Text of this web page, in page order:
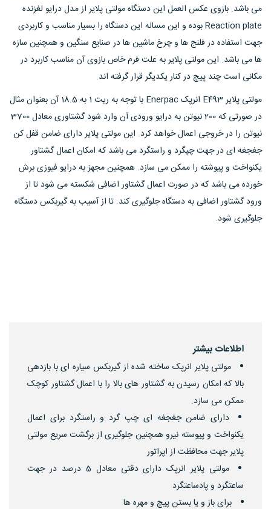
می باشد. بازوی عکس العمل این دستگاه مولتی پلایر از مدل درایو لغزنده
Reaction plate بوده و این مساله این دستگاه را بسیار مناسب و کاربردی
جهت استفاده در فلنج ها و چرخ ماشین ها در صنایع سنگین و همچنین سازه
ها می باشد. این مولتی پلایر به علت فرم خاص بازوی آن مناسب کاربرد در
مکانی است چند پیچ در کنار یکدیگر قرار گرفته اند.
مولتی پلایر E493 انرپک Enerpac با توجه به ریت 1 به 18.5 آن بعنوان مثال
در صورتی که 200 نیوتن به درایو ورودی آن وارد شود گشتاوری معادل 3700
نیوتن را در خروجی اعمال خواهد کرد. این مولتی پلایر دارای ضامن قفل کن
جغجغه ای در جهت چپگرد و راستگرد می باشد که امکان اعمال گشتاور
یکنواخت و پیوشته را ممکن می سازد. همچنین مجهز به درایو فیوزی برش
خورده می باشد که در صورت اعمال گشتاور اضافی شکسته می شود تا از
ورود گشتاور اضافی به دستگاه جلوگیری کند. تا از آسیب به گیربکس دستگاه
جلوگیری شود.
اطلاعات بیشتر
مولتی پلایر انرپک ساخته شده از گیربکس سیاره ای با بازدهی
بالا که امکان رسیدن به گشتاور های بالا را با اعمال گشتاور کوچک
ممکن می سازد.
دارای ضامن جغجغه ای چپ گرد و راستگرد برای اعمال
یکنواخت و پیوسته نیرو همچنین جلوگیری از برگشت سریع مولتی
پلایر جهت محافظت از اپراتور
مولتی پلایر انرپک دارای دقتی معادل 5 درصد در جهت
ساعتگرد و پادساعتگرد
برای باز و یا بستن پیچ و مهره ها